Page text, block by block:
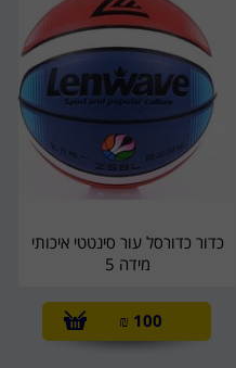
כדור כדורסל עור סינטטי איכותי
מידה 5
100
₪